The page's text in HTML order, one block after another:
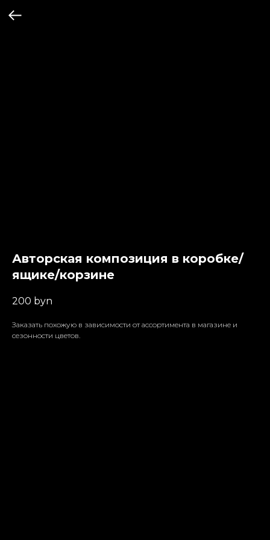
Авторская композиция в коробке/
ящике/корзине
200 byn
Заказать похожую в зависимости от ассортимента в магазине и
сезонности цветов.